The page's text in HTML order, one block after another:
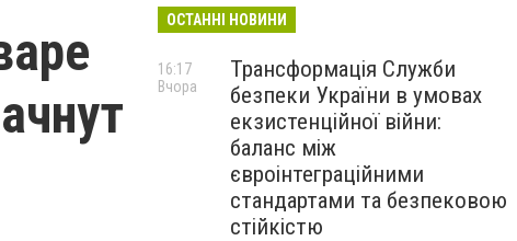
ОСТАННІ НОВИНИ
Трансформація Служби
безпеки України в умовах
екзистенційної війни:
баланс між
євроінтеграційними
стандартами та безпековою
стійкістю
16:17
Вчора